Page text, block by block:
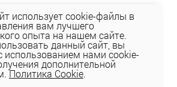
использует cookie-файлы в
вам лучшего
опыта на нашем сайте.
данный сайт, вы
использованием нами cookie-
дополнительной
Политика Cookie.